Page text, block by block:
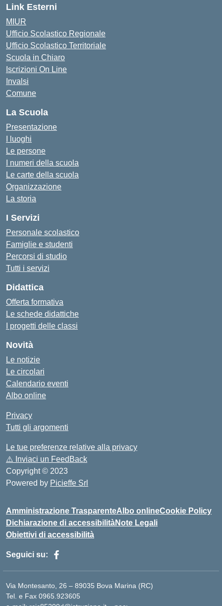
Link Esterni
MIUR
Ufficio Scolastico Regionale
Ufficio Scolastico Territoriale
Scuola in Chiaro
Iscrizioni On Line
Invalsi
Comune
La Scuola
Presentazione
I luoghi
Le persone
I numeri della scuola
Le carte della scuola
Organizzazione
La storia
I Servizi
Personale scolastico
Famiglie e studenti
Percorsi di studio
Tutti i servizi
Didattica
Offerta formativa
Le schede didattiche
I progetti delle classi
Novità
Le notizie
Le circolari
Calendario eventi
Albo online
Privacy
Tutti gli argomenti
Le tue preferenze relative alla privacy
⚠️ Inviaci un FeedBack
Copyright © 2023
Powered by Picieffe Srl
Amministrazione TrasparenteAlbo onlineCookie Policy
Dichiarazione di accessibilitàNote Legali
Obiettivi di accessibilità
Seguici su:
Via Montesanto, 26 – 89035 Bova Marina (RC)
Tel. e Fax 0965.923605